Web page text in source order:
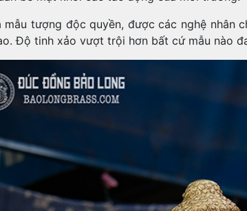
mẫu tượng độc quyền, được các nghệ nhân
Độ tinh xảo vượt trội hơn bất cứ mẫu nào